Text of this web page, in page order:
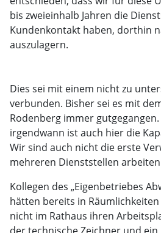
bis zweieinhalb Jahren die
Kundenkontakt haben, dorthin
auszulagern.
Dies sei mit einem nicht zu
verbunden. Bisher sei es mit
Rodenberg immer gutgegangen.
irgendwann ist auch hier die
Wir sind auch nicht die erste
mehreren Dienststellen arbeiten
Kollegen des „Eigenbetriebes
hätten bereits in
nicht im Rathaus ihren